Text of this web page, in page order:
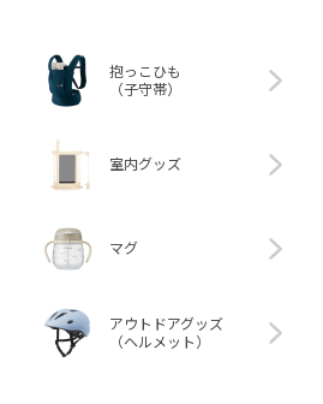
抱っこひも
（子守帯）
室内グッズ
マグ
アウトドアグッズ
（ヘルメット）